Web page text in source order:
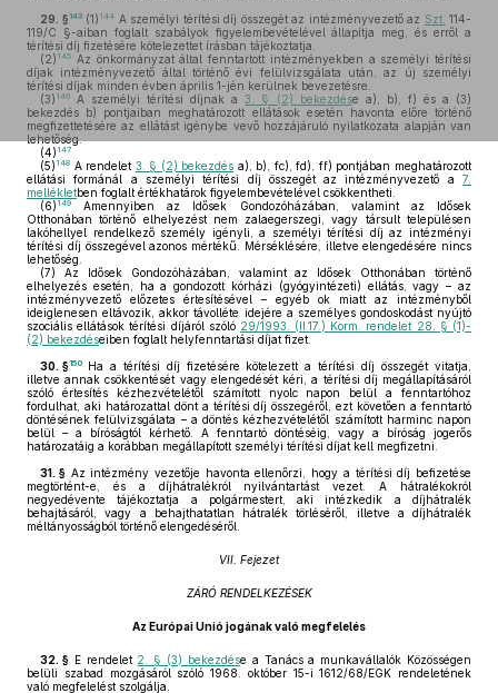
29. § 143 (1) 144 A személyi térítési díj összegét az intézményvezető az Szt. 114-
119/C §-aiban foglalt szabályok figyelembevételével állapítja meg, és erről a
térítési díj fizetésére kötelezettet írásban tájékoztatja.
(2) 145 Az önkormányzat által fenntartott intézményekben a személyi térítési
díjak intézményvezető által történő évi felülvizsgálata után, az új személyi
térítési díjak minden évben április 1-jén kerülnek bevezetésre.
(3) 146 A személyi térítési díjnak a3. § (2) bekezdése a), b), f) és a (3)
bekezdés b) pontjaiban meghatározott ellátások esetén havonta előre történő
megfizettetésére az ellátást igénybe vevő hozzájáruló nyilatkozata alapján van
lehetőség.
(4) 147
(5) 148 A rendelet 3. § (2) bekezdés a), b), fc), fd), ff) pontjában meghatározott
ellátási formánál a személyi térítési díj összegét az intézményvezető a 7.
mellékletben foglalt értékhatárok figyelembevételével csökkentheti.
(6) 149
Amennyiben az Idősek Gondozóházában, valamint az Idősek
Otthonában történő elhelyezést nem zalaegerszegi, vagy társult településen
lakóhellyel rendelkező személy igényli, a személyi térítési díj az intézményi
térítési díj összegével azonos mértékű. Mérséklésére, illetve elengedésére nincs
lehetőség.
(7) Az Idősek Gondozóházában, valamint az Idősek Otthonában történő
elhelyezés esetén, ha a gondozott kórházi (gyógyintézeti) ellátás, vagy – az
intézményvezető előzetes értesítésével – egyéb ok miatt az intézményből
ideiglenesen eltávozik, akkor távolléte idejére a személyes gondoskodást nyújtó
szociális ellátások térítési díjáról szóló 29/1993. (II.17.) Korm. rendelet 28. § (1)-
(2) bekezdéseiben foglalt helyfenntartási díjat fizet.
30. §150
Ha a térítési díj fizetésére kötelezett a térítési díj összegét vitatja,
illetve annak csökkentését vagy elengedését kéri, a térítési díj megállapításáról
szóló értesítés kézhezvételétől számított nyolc napon belül a fenntartóhoz
fordulhat, aki határozattal dönt a térítési díj összegéről, ezt követően a fenntartó
döntésének felülvizsgálata – a döntés kézhezvételétől számított harminc napon
belül – a bíróságtól kérhető. A fenntartó döntéséig, vagy a bíróság jogerős
határozatáig a korábban megállapított személyi térítési díjat kell megfizetni.
31. § Az intézmény vezetője havonta ellenőrzi, hogy a térítési díj befizetése
megtörtént-e, és a díjhátralékról nyilvántartást vezet. A hátralékokról
negyedévente tájékoztatja a polgármestert, aki intézkedik a díjhátralék
behajtásáról, vagy a behajthatatlan hátralék törléséről, illetve a díjhátralék
méltányosságból történő elengedéséről.
VII. Fejezet
ZÁRÓ RENDELKEZÉSEK
Az Európai Unió jogának való megfelelés
32. § E rendelet 2. § (3) bekezdése a Tanács a munkavállalók Közösségen
belüli szabad mozgásáról szóló 1968. október 15-i 1612/68/EGK rendeletének
való megfelelést szolgálja.